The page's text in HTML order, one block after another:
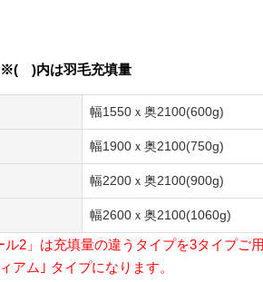
※( )内は羽毛充填量
幅1550ｘ奥2100(600g)
幅1900ｘ奥2100(750g)
幅2200ｘ奥2100(900g)
幅2600ｘ奥2100(1060g)
2」は充填量の違うタイプを3タイプご
アム｣ タイプになります。